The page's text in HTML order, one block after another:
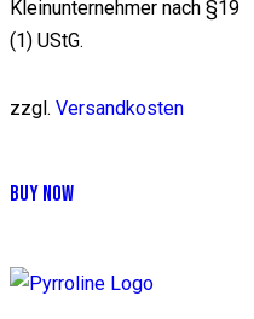
Kleinunternehmer nach §19
(1) UStG.
zzgl. Versandkosten
BUY NOW
mehrere